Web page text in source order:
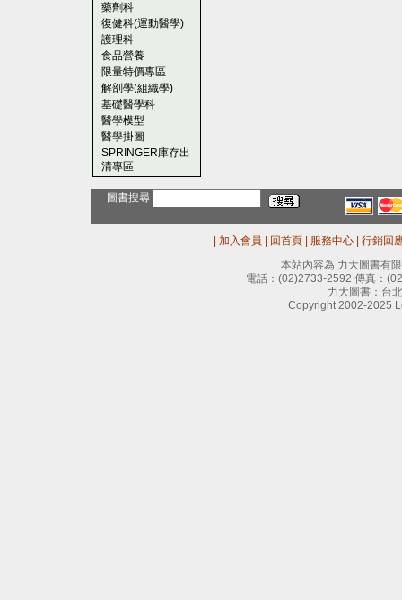
藥劑科
復健科(運動醫學)
護理科
食品營養
限量特價專區
解剖學(組織學)
基礎醫學科
醫學模型
醫學掛圖
SPRINGER庫存出
清專區
圖書搜尋
加入會員 回首頁 服務中心
行銷回
本站內容為 力大圖書有
電話： (02)2733-2592 傳真：
力大圖書：台
Copyright 2002-2025